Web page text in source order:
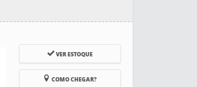
VER ESTOQUE
COMO CHEGAR?